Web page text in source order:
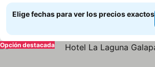
Elige fechas para ver los precios exactos
Opción destacada